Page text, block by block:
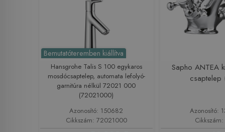
Bemutatóteremben kiállítva
Hansgrohe Talis S 100 egykaros
mosdócsaptelep, automata lefolyó-
garnitúra nélkül 72021 000
(72021000)
Azonosító: 150682
Cikkszám: 72021000
Sapho ANTEA
csaptelep
Azonosító:
Cikkszám: